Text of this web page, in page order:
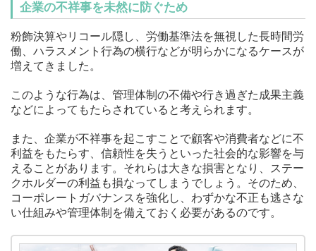
企業の不祥事を未然に防ぐため
粉飾決算やリコール隠し、労働基準法を無視した長時間労
働、ハラスメント行為の横行などが明らかになるケースが
増えてきました。
このような行為は、管理体制の不備や行き過ぎた成果主義
などによってもたらされていると考えられます。
また、企業が不祥事を起こすことで顧客や消費者などに不
利益をもたらす、信頼性を失うといった社会的な影響を与
えることがあります。それらは大きな損害となり、ステー
クホルダーの利益も損なってしまうでしょう。そのため、
コーポレートガバナンスを強化し、わずかな不正も逃さな
い仕組みや管理体制を備えておく必要があるのです。